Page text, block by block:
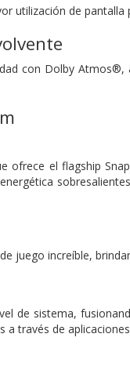
utilización de pantalla
con Dolby
ofrece el flagship
juego increíble,
de sistema,
través de